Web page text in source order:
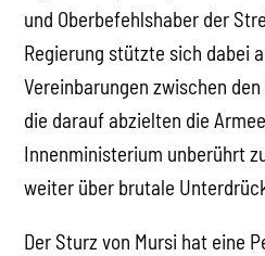
und Oberbefehlshaber der
Regierung stützte sich dabei
Vereinbarungen zwischen
die darauf abzielten die
Innenministerium unberührt
weiter über brutale
Der Sturz von Mursi hat eine